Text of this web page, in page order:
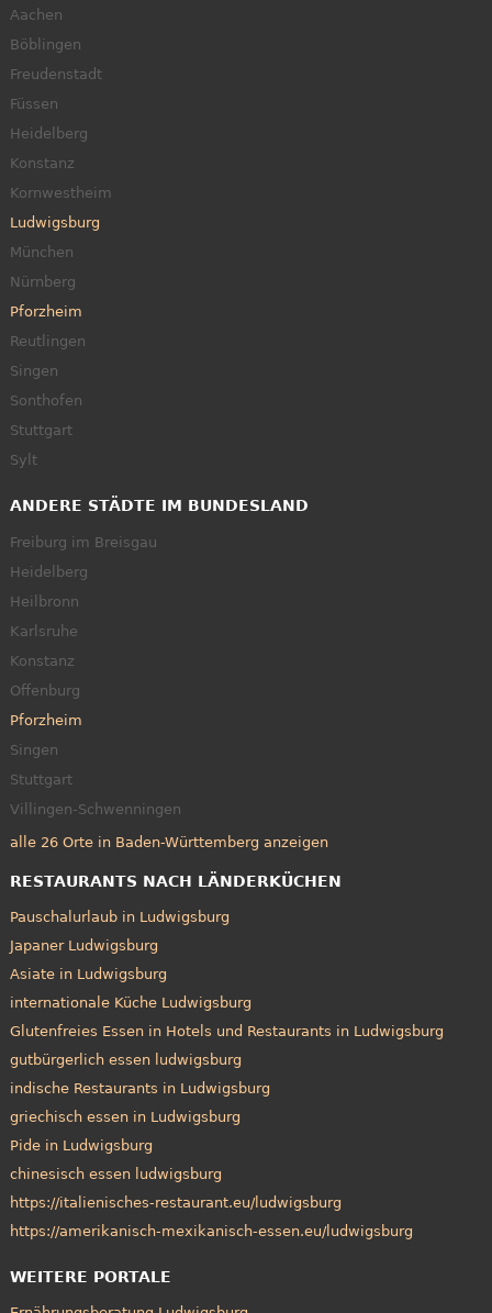
Aachen
Böblingen
Freudenstadt
Füssen
Heidelberg
Konstanz
Kornwestheim
Ludwigsburg
München
Nürnberg
Pforzheim
Reutlingen
Singen
Sonthofen
Stuttgart
Sylt
ANDERE STÄDTE IM BUNDESLAND
Freiburg im Breisgau
Heidelberg
Heilbronn
Karlsruhe
Konstanz
Offenburg
Pforzheim
Singen
Stuttgart
Villingen-Schwenningen
alle 26 Orte in Baden-Württemberg anzeigen
RESTAURANTS NACH LÄNDERKÜCHEN
Pauschalurlaub in Ludwigsburg
Japaner Ludwigsburg
Asiate in Ludwigsburg
internationale Küche Ludwigsburg
Glutenfreies Essen in Hotels und Restaurants in Ludwigsburg
gutbürgerlich essen ludwigsburg
indische Restaurants in Ludwigsburg
griechisch essen in Ludwigsburg
Pide in Ludwigsburg
chinesisch essen ludwigsburg
https://italienisches-restaurant.eu/ludwigsburg
https://amerikanisch-mexikanisch-essen.eu/ludwigsburg
WEITERE PORTALE